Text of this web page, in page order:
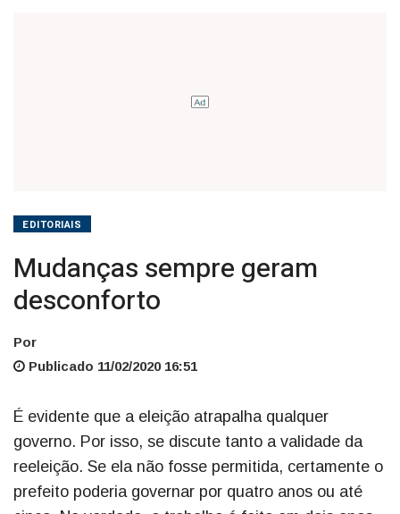
EDITORIAIS
Mudanças sempre geram
desconforto
Por
Publicado 11/02/2020 16:51
É evidente que a eleição atrapalha qualquer
governo. Por isso, se discute tanto a validade da
reeleição. Se ela não fosse permitida, certamente o
prefeito poderia governar por quatro anos ou até